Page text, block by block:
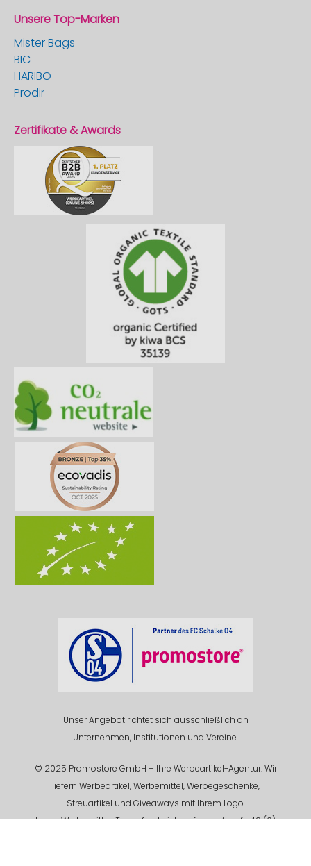
Unsere Top-Marken
Mister Bags
BIC
HARIBO
Prodir
Zertifikate & Awards
Unser Angebot richtet sich ausschließlich an
Unternehmen, Institutionen und Vereine.
© 2025 Promostore GmbH – Ihre Werbeartikel-Agentur. Wir
liefern Werbeartikel, Werbemittel, Werbegeschenke,
Streuartikel und Giveaways mit Ihrem Logo.
Unser Werbemittel-Team freut sich auf Ihren Anruf +49 (0)